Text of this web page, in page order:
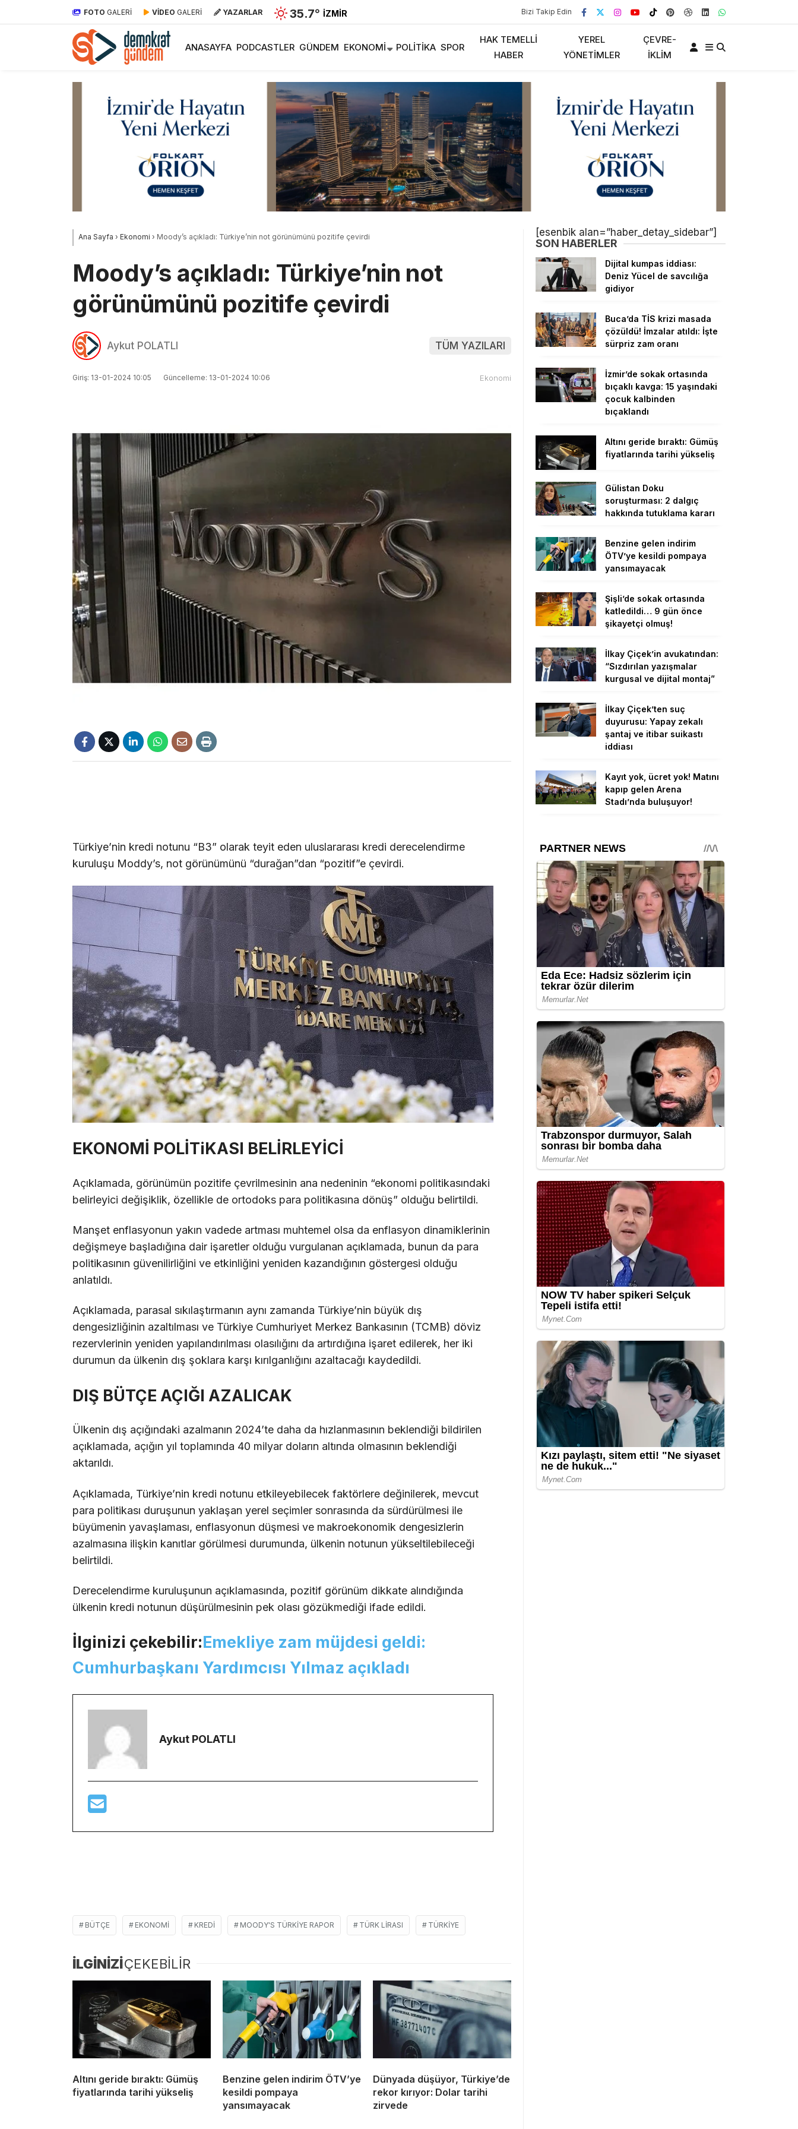
FOTO GALERİ VİDEO GALERİ YAZARLAR 35.7° İZMIR Bizi Takip Edin
ANASAYFA PODCASTLER GÜNDEM EKONOMI POLITIKA SPOR
HAK TEMELLI
HABER
YEREL
YÖNETIMLER
ÇEVRE-
İKLIM
Ana Sayfa › Ekonomi › Moody’s açıkladı: Türkiye’nin not görünümünü pozitife çevirdi
Moody’s açıkladı: Türkiye’nin not
görünümünü pozitife çevirdi
Aykut POLATLI TÜM YAZILARI
Giriş: 13-01-2024 10:05 Güncelleme: 13-01-2024 10:06 Ekonomi
Türkiye’nin kredi notunu “B3” olarak teyit eden uluslararası kredi derecelendirme
kuruluşu Moddy’s, not görünümünü “durağan”dan “pozitif”e çevirdi.
EKONOMİ POLİTiKASI BELİRLEYİCİ
Açıklamada, görünümün pozitife çevrilmesinin ana nedeninin “ekonomi politikasındaki
belirleyici değişiklik, özellikle de ortodoks para politikasına dönüş” olduğu belirtildi.
Manşet enflasyonun yakın vadede artması muhtemel olsa da enflasyon dinamiklerinin
değişmeye başladığına dair işaretler olduğu vurgulanan açıklamada, bunun da para
politikasının güvenilirliğini ve etkinliğini yeniden kazandığının göstergesi olduğu
anlatıldı.
Açıklamada, parasal sıkılaştırmanın aynı zamanda Türkiye’nin büyük dış
dengesizliğinin azaltılması ve Türkiye Cumhuriyet Merkez Bankasının (TCMB) döviz
rezervlerinin yeniden yapılandırılması olasılığını da artırdığına işaret edilerek, her iki
durumun da ülkenin dış şoklara karşı kırılganlığını azaltacağı kaydedildi.
DIŞ BÜTÇE AÇIĞI AZALICAK
Ülkenin dış açığındaki azalmanın 2024’te daha da hızlanmasının beklendiği bildirilen
açıklamada, açığın yıl toplamında 40 milyar doların altında olmasının beklendiği
aktarıldı.
Açıklamada, Türkiye’nin kredi notunu etkileyebilecek faktörlere değinilerek, mevcut
para politikası duruşunun yaklaşan yerel seçimler sonrasında da sürdürülmesi ile
büyümenin yavaşlaması, enflasyonun düşmesi ve makroekonomik dengesizlerin
azalmasına ilişkin kanıtlar görülmesi durumunda, ülkenin notunun yükseltilebileceği
belirtildi.
Derecelendirme kuruluşunun açıklamasında, pozitif görünüm dikkate alındığında
ülkenin kredi notunun düşürülmesinin pek olası gözükmediği ifade edildi.
İlginizi çekebilir:Emekliye zam müjdesi geldi:
Cumhurbaşkanı Yardımcısı Yılmaz açıkladı
Aykut POLATLI
BÜTÇE EKONOMI KREDI MOODY'S TÜRKİYE RAPOR TÜRK LIRASI TÜRKIYE
İLGİNİZİÇEKEBİLİR
Altını geride bıraktı: Gümüş
fiyatlarında tarihi yükseliş
Benzine gelen indirim ÖTV’ye
kesildi pompaya
yansımayacak
Dünyada düşüyor, Türkiye’de
rekor kırıyor: Dolar tarihi
zirvede
[esenbik alan=”haber_detay_sidebar”]
SON HABERLER
Dijital kumpas iddiası:
Deniz Yücel de savcılığa
gidiyor
Buca’da TİS krizi masada
çözüldü! İmzalar atıldı: İşte
sürpriz zam oranı
İzmir’de sokak ortasında
bıçaklı kavga: 15 yaşındaki
çocuk kalbinden
bıçaklandı
Altını geride bıraktı: Gümüş
fiyatlarında tarihi yükseliş
Gülistan Doku
soruşturması: 2 dalgıç
hakkında tutuklama kararı
Benzine gelen indirim
ÖTV’ye kesildi pompaya
yansımayacak
Şişli’de sokak ortasında
katledildi… 9 gün önce
şikayetçi olmuş!
İlkay Çiçek’in avukatından:
“Sızdırılan yazışmalar
kurgusal ve dijital montaj”
İlkay Çiçek’ten suç
duyurusu: Yapay zekalı
şantaj ve itibar suikastı
iddiası
Kayıt yok, ücret yok! Matını
kapıp gelen Arena
Stadı’nda buluşuyor!